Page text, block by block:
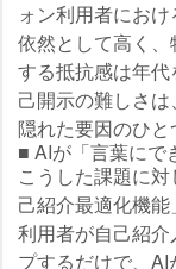
ォン利用者にお
依然として高く
する抵抗感は年
己開示の難しさ
隠れた要因のひと
■ AIが「言葉にで
こうした課題に
己紹介最適化機能
利用者が自己紹
プするだけで、